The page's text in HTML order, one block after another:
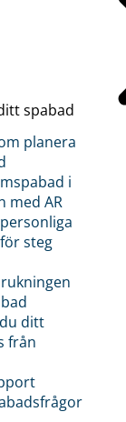
spabad
planera
i
med AR
steg
ditt
från